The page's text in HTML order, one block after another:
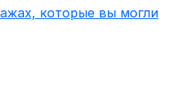
которые вы могли